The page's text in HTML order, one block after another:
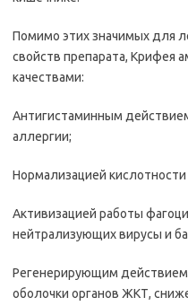
Помимо этих значимых для
свойств препарата, Крифея
качествами:
Антигистаминным
аллергии;
Нормализацией
Активизацией работы
нейтрализующих вирусы и
Регенерирующим
оболочки органов ЖКТ,